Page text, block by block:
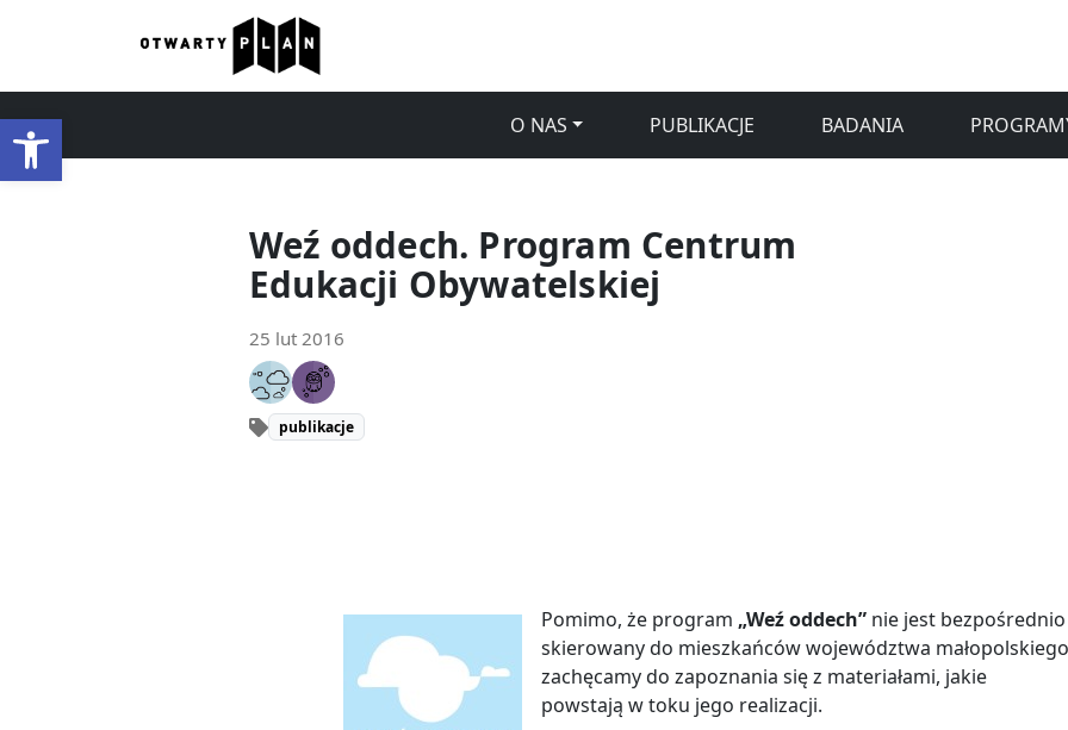
Otwórz pasek narzędzi O NAS PUBLIKACJE BADANIA
Weź oddech. Program Centrum
Edukacji Obywatelskiej
25 lut 2016
publikacje
Pomimo, że program„Weź oddech” nie jest bezpośrednio
skierowany do mieszkańców województwa
zachęcamy do zapoznania się z materiałami, jakie
powstają w toku jego realizacji.